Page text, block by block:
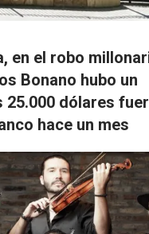
en el robo
Bonano hubo un
25.000 dólares
hace un mes